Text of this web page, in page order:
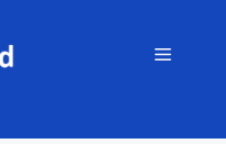
MENU